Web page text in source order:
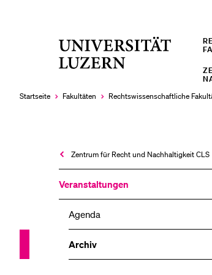
Startseite
Fakultäten Rechtswissenschaftliche
Zentrum für Recht und Nachhaltigkeit CLS
Veranstaltungen
Agenda
Archiv
LETZTE SUCHEN
Sie haben noch keine Suche getätigt.